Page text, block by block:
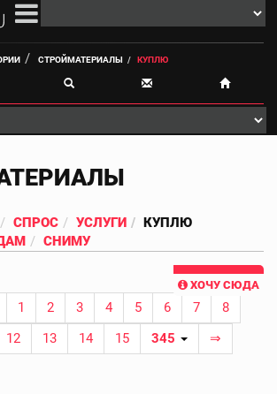
СТРОЙМАТЕРИАЛЫ КУПЛЮ
СПРОС УСЛУГИ
КУПЛЮ
СНИМУ
ХОЧУ СЮДА
1 2 3 4 5 6 7
8
12 13 14 15 345
⇒